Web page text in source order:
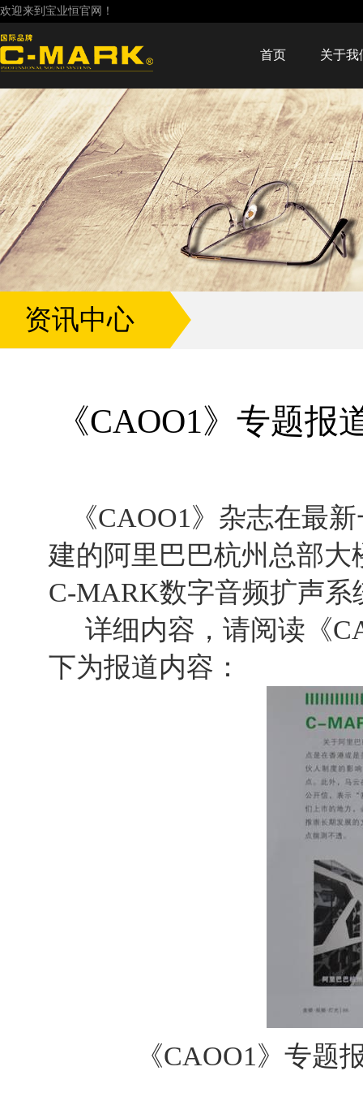
欢迎来到宝业恒官网！
首页 关于我
资讯中心
《CAOO1》专题
《CAOO1》杂志在最
建的阿里巴巴杭州总部
C-MARK数字音频扩声系
详细内容，请阅读《
下为报道内容：
《CAOO1》专